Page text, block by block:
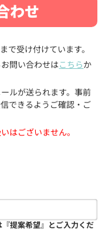
わせ
で受け付けています。
問い合わせはこちらか
ルが送られます。事前
できるようご確認・ご
はございません。
提案希望』とご入力くだ